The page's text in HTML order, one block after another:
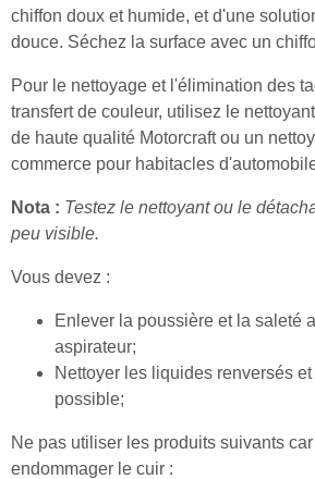
chiffon doux et humide, et d'une
douce. Séchez la surface avec un
Pour le nettoyage et l'élimination des
transfert de couleur, utilisez le
de haute qualité Motorcraft ou un
commerce pour habitacles
Nota : Testez le nettoyant ou le
peu visible.
Vous devez :
Enlever la poussière et la saleté
aspirateur;
Nettoyer les liquides renversés
possible;
Ne pas utiliser les produits suivants
endommager le cuir :